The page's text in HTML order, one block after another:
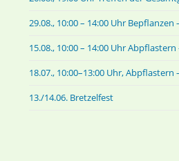
29.08., 10:00 – 14:00 Uhr Bepflanzen
15.08., 10:00 – 14:00 Uhr
18.07., 10:00–13:00 Uhr, Abpflastern
13./14.06. Bretzelfest